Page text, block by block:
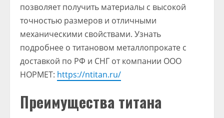
позволяет получить материалы с высокой
точностью размеров и отличными
механическими свойствами. Узнать
подробнее о титановом металлопрокате с
доставкой по РФ и СНГ от компании ООО
НОРМЕТ: https://ntitan.ru/
Преимущества титана